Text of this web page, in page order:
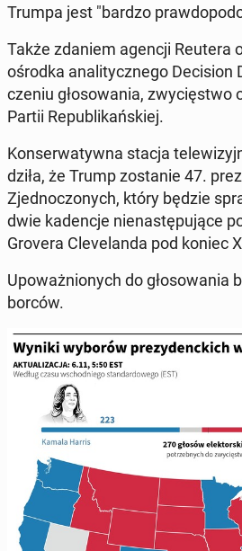
Trumpa jest "bardzo
Także zdaniem agencji Reutera
ośrodka ana­li­tycz­ne­go De­ci­sion
cze­niu gło­so­wa­nia, zwy­cię­stwo
Partii Re­pu­bli­kań­skiej.
Kon­ser­wa­tyw­na stacja
dzi­ła, że Trump zo­sta­nie 47.
Zjed­no­czo­nych, który będzie
dwie ka­den­cje nie­na­stę­pu­ją­ce
Grovera Cle­ve­lan­da pod koniec
Upo­waż­nio­nych do gło­so­wa­nia
bor­ców.